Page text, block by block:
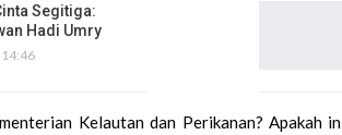
Segitiga:
Hadi Umry
Kelautan dan Perikanan? Apakah